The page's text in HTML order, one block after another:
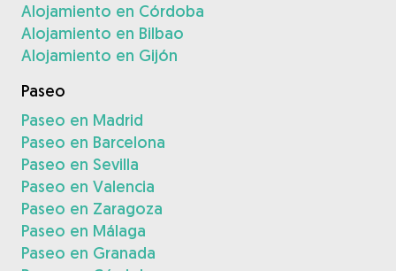
Alojamiento en Córdoba
Alojamiento en Bilbao
Alojamiento en Gijón
Paseo
Paseo en Madrid
Paseo en Barcelona
Paseo en Sevilla
Paseo en Valencia
Paseo en Zaragoza
Paseo en Málaga
Paseo en Granada